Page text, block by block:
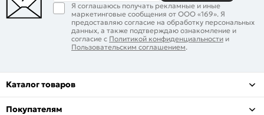
Я соглашаюсь получать рекламные и иные
маркетинговые сообщения от ООО «169». Я
предоставляю согласие на обработку персональных
данных, а также подтверждаю ознакомление и
согласие с Политикой конфиденциальности и
Пользовательским соглашением.
Каталог товаров
Покупателям